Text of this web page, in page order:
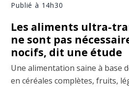
Publié à 14h30
Les aliments ultra-
ne sont pas
nocifs, dit une étude
Une alimentation saine à base
en céréales complètes, fruits,